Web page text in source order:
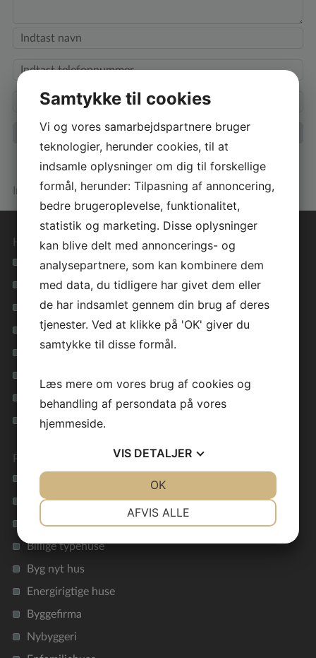
Info om huset
Hurtige genveje
Se alle vores hustyper
Materialevalg i høj kvalitet
Tryghed i hele forløbet
Lavenergihuse for miljøet
Få inspiration i vores galleri
Privatlivspolitik
Cookie vejledning
Preben Jørgensen Huse
Vil du bygge et nyt hus?
Nøglefærdigt hus
Funkishus
Billige typehuse
Byg nyt hus
Energirigtige huse
Byggefirma
Nybyggeri
Samtykke til cookies
Vi og vores samarbejdspartnere bruger
teknologier, herunder cookies, til at
indsamle oplysninger om dig til forskellige
formål, herunder: Tilpasning af annoncering,
bedre brugeroplevelse, funktionalitet,
statistik og marketing. Disse oplysninger
kan blive delt med annoncerings- og
analysepartnere, som kan kombinere dem
med data, du tidligere har givet dem eller
de har indsamlet gennem din brug af deres
tjenester. Ved at klikke på 'OK' giver du
samtykke til disse formål.
Læs mere om vores brug af cookies og
behandling af persondata på vores
hjemmeside.
VIS DETALJER
AFVIS ALLE
OK